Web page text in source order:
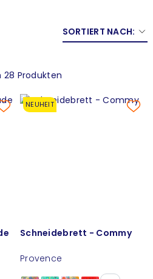
SORTIERT NACH:
28 Produkten
NEUHEIT
Schneidebrett - Commy
Provence